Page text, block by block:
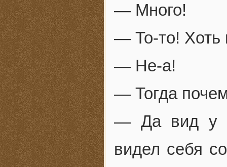
— Много!
— То-то! Хоть
— Не-а!
— Тогда
— Да вид у
видел себя